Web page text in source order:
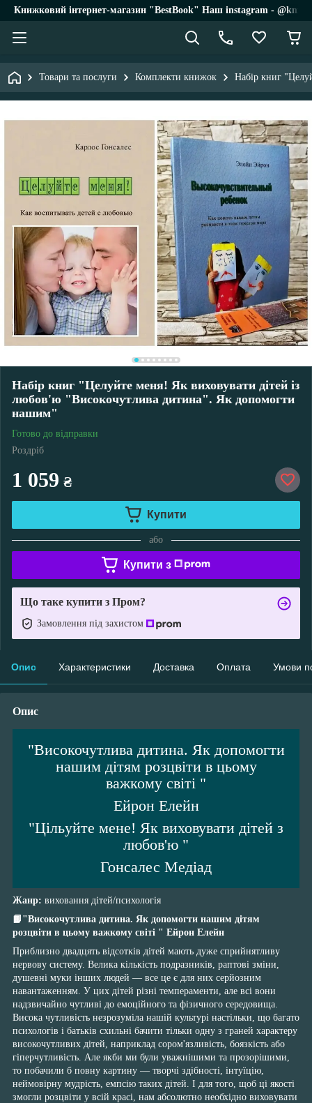
Книжковий інтернет-магазин "BestBook" Наш instagram -
Товари та послуги Комплекти книжок Набір книг
Набір книг "Целуйте меня! Як виховувати дітей із
любов'ю "Високочутлива дитина". Як допомогти
нашим"
Готово до відправки
Роздріб
1 059 ₴
Купити
або
Купити з
Що таке купити з Пром?
Замовлення під захистом
Опис Характеристики Доставка Оплата Умови
Опис
"Високочутлива дитина. Як допомогти
нашим дітям розцвіти в цьому
важкому світі "
Ейрон Елейн
"Цільуйте мене! Як виховувати дітей з
любов'ю "
Гонсалес Медіад
Жанр: виховання дітей/психологія
📙"Високочутлива дитина. Як допомогти нашим дітям
розцвіти в цьому важкому світі " Ейрон Елейн
Приблизно двадцять відсотків дітей мають дуже сприйнятливу
нервову систему. Велика кількість подразників, раптові зміни,
душевні муки інших людей — все це є для них серйозним
навантаженням. У цих дітей різні темпераменти, але всі вони
надзвичайно чутливі до емоційного та фізичного середовища.
Висока чутливість незрозуміла нашій культурі настільки, що багато
психологів і батьків схильні бачити тільки одну з граней характеру
високочутливих дітей, наприклад сором'язливість, боязкість або
гіперчутливість. Але якби ми були уважнішими та прозорішими,
то побачили б повну картину — творчі здібності, інтуїцію,
неймовірну мудрість, емпсію таких дітей. І для того, щоб ці якості
змогли розцвіти у всій красі, нам абсолютно необхідно виховувати